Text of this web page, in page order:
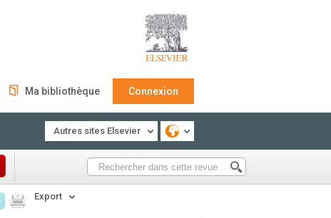
Ma bibliothèque Connexion
Autres sites Elsevier
Export